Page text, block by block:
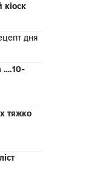
дня
….10-
тяжко